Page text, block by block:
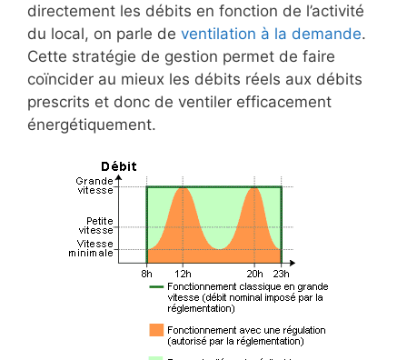
directement les débits en fonction de l’activité
du local, on parle de ventilation à la demande.
Cette stratégie de gestion permet de faire
coïncider au mieux les débits réels aux débits
prescrits et donc de ventiler efficacement
énergétiquement.